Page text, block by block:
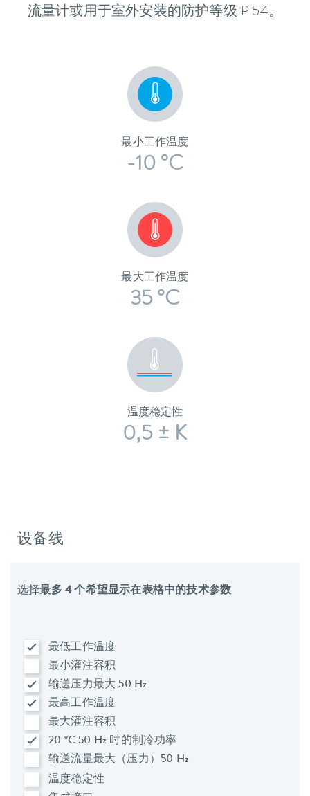
流量计或用于室外安装的防护等级IP 54。
最小工作温度
-10 °C
最大工作温度
35 °C
温度稳定性
0,5 ± K
设备线
选择最多 4 个希望显示在表格中的技术参数
最低工作温度
最小灌注容积
输送压力最大 50 Hz
最高工作温度
最大灌注容积
20 °C 50 Hz 时的制冷功率
输送流量最大（压力）50 Hz
温度稳定性